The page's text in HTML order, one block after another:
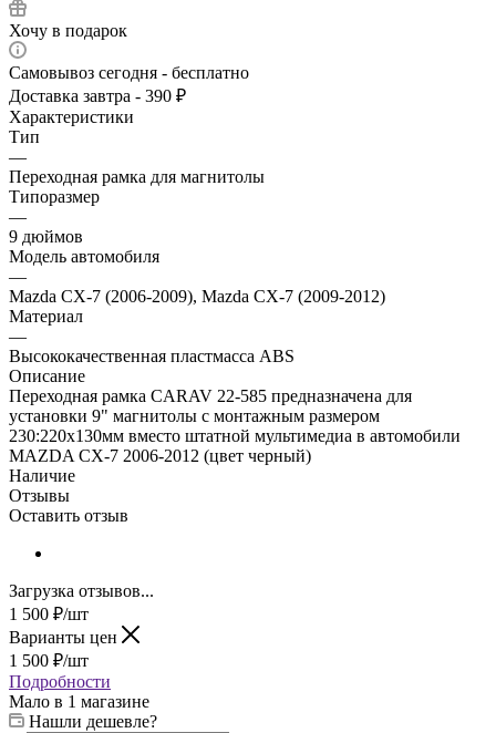
Хочу в подарок
Самовывоз сегодня - бесплатно
Доставка завтра - 390 ₽
Характеристики
Тип
—
Переходная рамка для магнитолы
Типоразмер
—
9 дюймов
Модель автомобиля
—
Mazda CX-7 (2006-2009), Mazda CX-7 (2009-2012)
Материал
—
Высококачественная пластмасса ABS
Описание
Переходная рамка CARAV 22-585 предназначена для
установки 9" магнитолы с монтажным размером
230:220х130мм вместо штатной мультимедиа в автомобили
MAZDA CX-7 2006-2012 (цвет черный)
Наличие
Отзывы
Оставить отзыв
Загрузка отзывов...
1 500 ₽/шт
Варианты цен
1 500 ₽/шт
Подробности
Мало в 1 магазине
Нашли дешевле?